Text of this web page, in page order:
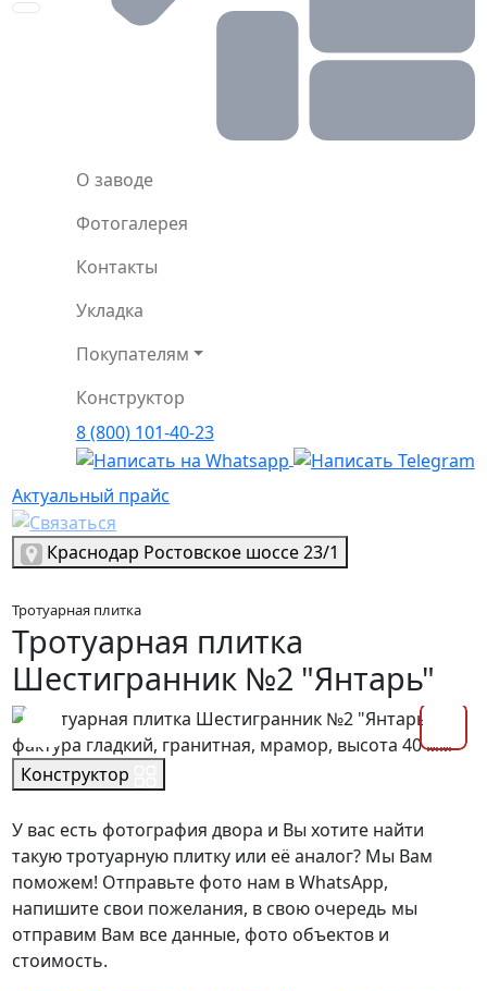
Toggle navigation
О заводе
Фотогалерея
Контакты
Укладка
Покупателям
Конструктор
8 (800) 101-40-23
Актуальный прайс
Актуальный прайс
Выбрать город
Краснодар Ростовское шоссе 23/1
Тротуарная плитка
Тротуарная плитка
Шестигранник №2 "Янтарь"
Конструктор
У вас есть фотография двора и Вы хотите найти
такую тротуарную плитку или её аналог? Мы Вам
поможем! Отправьте фото нам в WhatsApp,
напишите свои пожелания, в свою очередь мы
отправим Вам все данные, фото объектов и
стоимость.